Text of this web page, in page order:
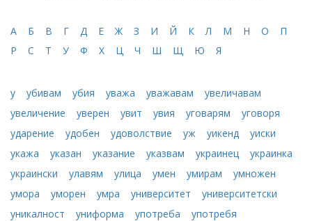
А Б В Г Д Е Ж З И Й К Л М Н О
П
Р
С Т У Ф Х Ц Ч Ш Щ Ю Я
у убивам убия уважа уважавам
увеличавам
увеличение
уверен увит увия уговарям
уговоря
ударение
удобен удоволствие уж уикенд
уиски
укажа
указан указание указвам украинец
украинка
украински
улавям улица умен умирам
умножен
умора
уморен умра университет
университетски
уникалност
униформа употреба
употребя